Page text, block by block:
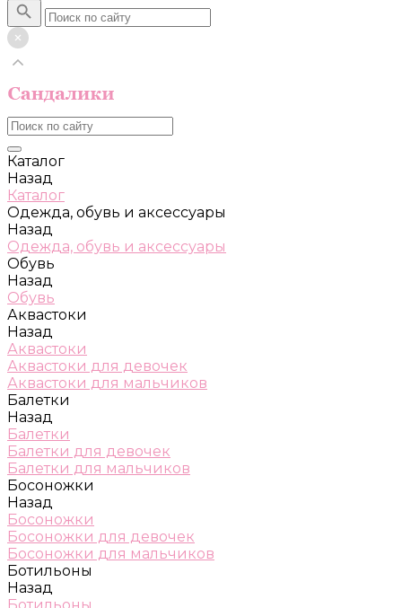
Каталог
Назад
Каталог
Одежда, обувь и аксессуары
Назад
Одежда, обувь и аксессуары
Обувь
Назад
Обувь
Аквастоки
Назад
Аквастоки
Аквастоки для девочек
Аквастоки для мальчиков
Балетки
Назад
Балетки
Балетки для девочек
Балетки для мальчиков
Босоножки
Назад
Босоножки
Босоножки для девочек
Босоножки для мальчиков
Ботильоны
Назад